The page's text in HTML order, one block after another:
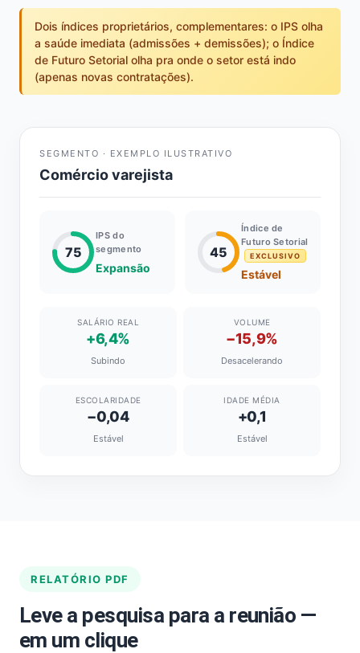
Dois índices proprietários, complementares: o IPS olha
a saúde imediata (admissões + demissões); o Índice
de Futuro Setorial olha pra onde o setor está indo
(apenas novas contratações).
SEGMENTO · EXEMPLO ILUSTRATIVO
Comércio varejista
75
IPS do
segmento
Expansão
45
Índice de
Futuro Setorial
EXCLUSIVO
Estável
SALÁRIO REAL
+6,4%
Subindo
VOLUME
−15,9%
Desacelerando
ESCOLARIDADE
−0,04
Estável
IDADE MÉDIA
+0,1
Estável
RELATÓRIO PDF
Leve a pesquisa para a reunião —
em um clique